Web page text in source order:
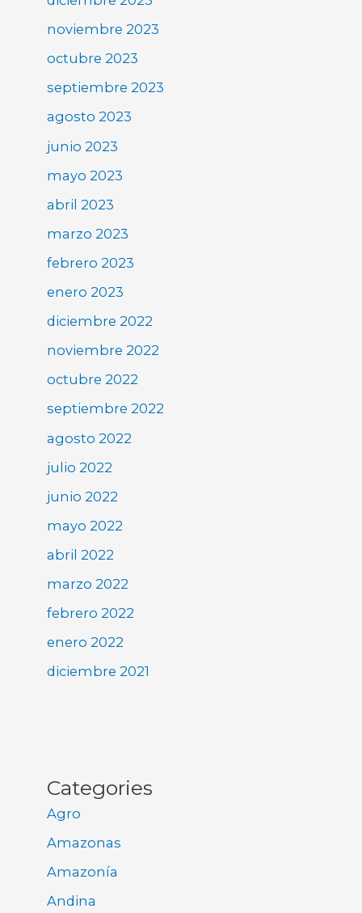
noviembre 2023
octubre 2023
septiembre 2023
agosto 2023
junio 2023
mayo 2023
abril 2023
marzo 2023
febrero 2023
enero 2023
diciembre 2022
noviembre 2022
octubre 2022
septiembre 2022
agosto 2022
julio 2022
junio 2022
mayo 2022
abril 2022
marzo 2022
febrero 2022
enero 2022
diciembre 2021
Categories
Agro
Amazonas
Amazonía
Andina